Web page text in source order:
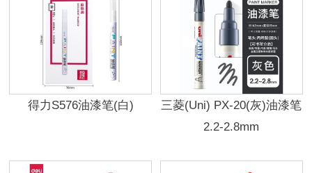
得力S576油漆笔(白)
三菱(Uni) PX-20(灰)油漆笔
2.2-2.8mm